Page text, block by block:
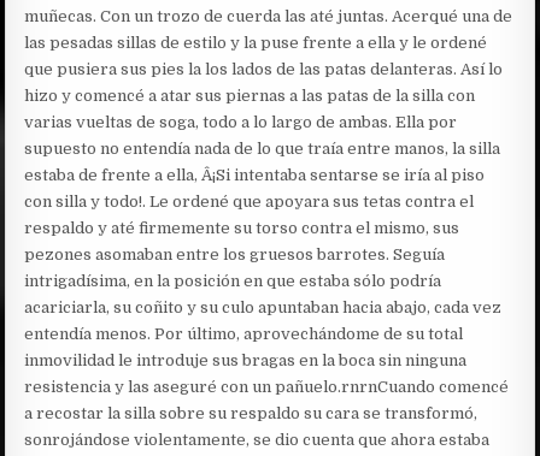
muñecas. Con un trozo de cuerda las até juntas. Acerqué una de
las pesadas sillas de estilo y la puse frente a ella y le ordené
que pusiera sus pies la los lados de las patas delanteras. Así lo
hizo y comencé a atar sus piernas a las patas de la silla con
varias vueltas de soga, todo a lo largo de ambas. Ella por
supuesto no entendía nada de lo que traía entre manos, la silla
estaba de frente a ella, Â¡Si intentaba sentarse se iría al piso
con silla y todo!. Le ordené que apoyara sus tetas contra el
respaldo y até firmemente su torso contra el mismo, sus
pezones asomaban entre los gruesos barrotes. Seguía
intrigadísima, en la posición en que estaba sólo podría
acariciarla, su coñito y su culo apuntaban hacia abajo, cada vez
entendía menos. Por último, aprovechándome de su total
inmovilidad le introduje sus bragas en la boca sin ninguna
resistencia y las aseguré con un pañuelo.rnrnCuando comencé
a recostar la silla sobre su respaldo su cara se transformó,
sonrojándose violentamente, se dio cuenta que ahora estaba